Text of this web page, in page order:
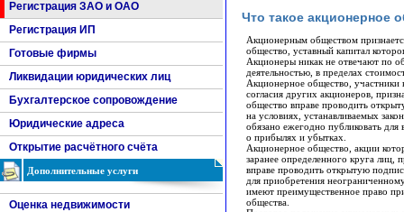
Регистрация ЗАО и ОАО
Регистрация ИП
Готовые фирмы
Ликвидации юридических лиц
Бухгалтерское сопровождение
Юридические адреса
Открытие расчётного счёта
Дополнительные услуги
Оценка недвижимости
Что такое акционерное
Акционерным обществом
общество, уставный капитал
Акционеры никак не отвечают по
деятельностью, в пределах
Акционерное общество,
согласия других акционеров,
общество вправе проводить
на условиях, устанавливаемых
обязано ежегодно публиковать для
о прибылях и убытках.
Акционерное общество, акции
заранее определенного круга лиц,
вправе проводить открытую
для приобретения
имеют преимущественное право
общества.